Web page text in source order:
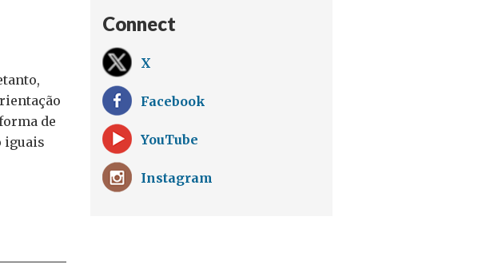
de
iguais
Connect
X
Facebook
YouTube
Instagram